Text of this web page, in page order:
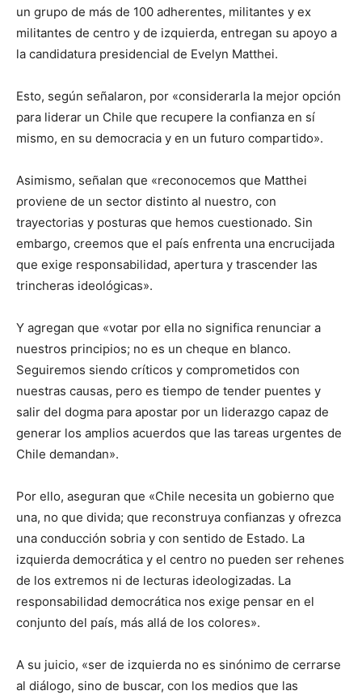
un grupo de más de 100 adherentes, militantes y ex
militantes de centro y de izquierda, entregan su apoyo a
la candidatura presidencial de Evelyn Matthei.
Esto, según señalaron, por «considerarla la mejor opción
para liderar un Chile que recupere la confianza en sí
mismo, en su democracia y en un futuro compartido».
Asimismo, señalan que «reconocemos que Matthei
proviene de un sector distinto al nuestro, con
trayectorias y posturas que hemos cuestionado. Sin
embargo, creemos que el país enfrenta una encrucijada
que exige responsabilidad, apertura y trascender las
trincheras ideológicas».
Y agregan que «votar por ella no significa renunciar a
nuestros principios; no es un cheque en blanco.
Seguiremos siendo críticos y comprometidos con
nuestras causas, pero es tiempo de tender puentes y
salir del dogma para apostar por un liderazgo capaz de
generar los amplios acuerdos que las tareas urgentes de
Chile demandan».
Por ello, aseguran que «Chile necesita un gobierno que
una, no que divida; que reconstruya confianzas y ofrezca
una conducción sobria y con sentido de Estado. La
izquierda democrática y el centro no pueden ser rehenes
de los extremos ni de lecturas ideologizadas. La
responsabilidad democrática nos exige pensar en el
conjunto del país, más allá de los colores».
A su juicio, «ser de izquierda no es sinónimo de cerrarse
al diálogo, sino de buscar, con los medios que las